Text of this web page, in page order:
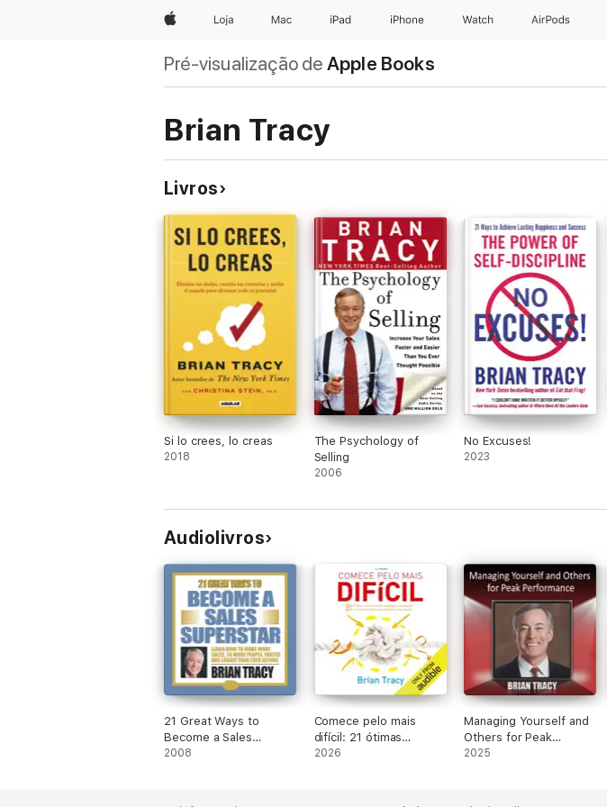
AppleLoja Mac iPad iPhone Watch AirPods
Pré-visualização de Apple Books
Brian Tracy
Livros
Si lo crees, lo creas
2018
The Psychology of
Selling
2006
No Excuses!
2023
Audiolivros
21 Great Ways to
Become a Sales
Superstar
2008
Comece pelo mais
difícil: 21 ótimas
maneiras de superar a
2026
Managing Yourself and
Others for Peak
Performance
2025